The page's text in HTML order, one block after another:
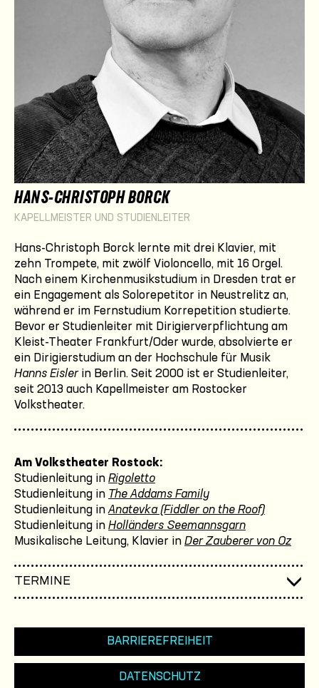
HANS-CHRISTOPH BORCK
KAPELLMEISTER UND STUDIENLEITER
Hans-Christoph Borck lernte mit drei Klavier, mit
zehn Trompete, mit zwölf Violoncello, mit 16 Orgel.
Nach einem Kirchenmusikstudium in Dresden trat er
ein Engagement als Solorepetitor in Neustrelitz an,
während er im Fernstudium Korrepetition studierte.
Bevor er Studienleiter mit Dirigierverpflichtung am
Kleist-Theater Frankfurt/Oder wurde, absolvierte er
ein Dirigierstudium an der Hochschule für Musik
Hanns Eislerin Berlin. Seit 2000 ist er Studienleiter,
seit 2013 auch Kapellmeister am Rostocker
Volkstheater.
Am Volkstheater Rostock:
Studienleitung in Rigoletto
Studienleitung in The Addams Family
Studienleitung in Anatevka (Fiddler on the Roof)
Studienleitung in Holländers Seemannsgarn
Musikalische Leitung, Klavier in Der Zauberer von Oz
TERMINE
BARRIEREFREIHEIT
DATENSCHUTZ